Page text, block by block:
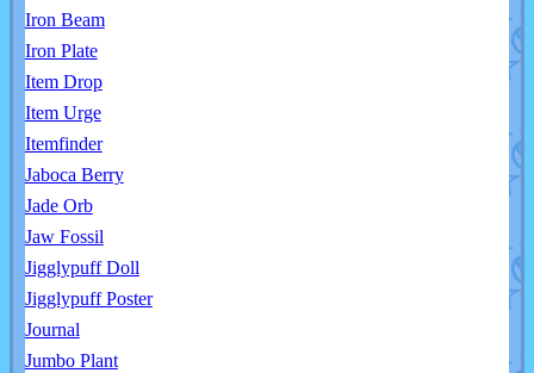
Iron Beam
Iron Plate
Item Drop
Item Urge
Itemfinder
Jaboca Berry
Jade Orb
Jaw Fossil
Jigglypuff Doll
Jigglypuff Poster
Journal
Jumbo Plant